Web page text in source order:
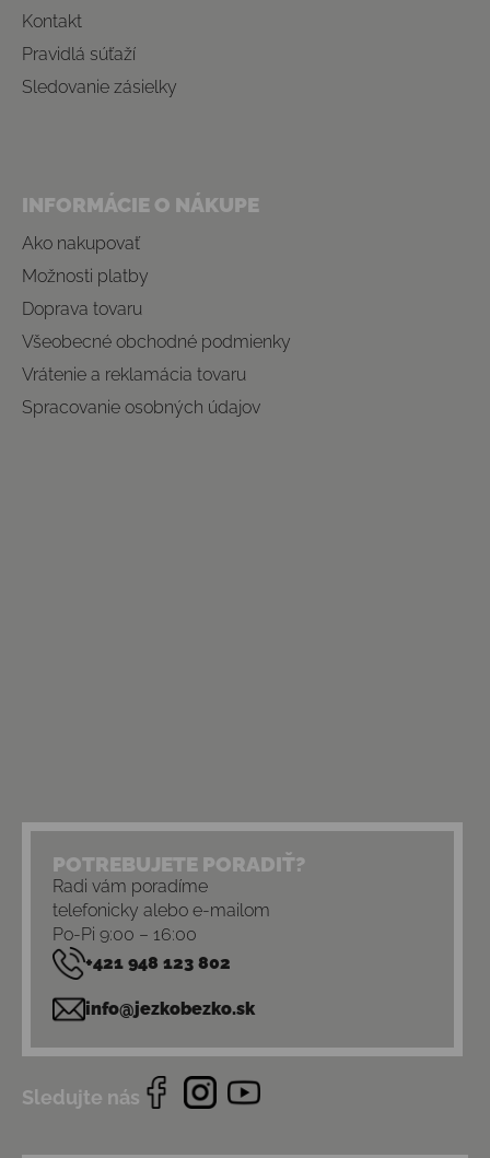
Kontakt
Pravidlá súťaží
Sledovanie zásielky
INFORMÁCIE O NÁKUPE
Ako nakupovať
Možnosti platby
Doprava tovaru
Všeobecné obchodné podmienky
Vrátenie a reklamácia tovaru
Spracovanie osobných údajov
POTREBUJETE PORADIŤ?
Radi vám poradíme
telefonicky alebo e-mailom
Po-Pi 9:00 – 16:00
+421 948 123 802
info@jezkobezko.sk
Sledujte nás